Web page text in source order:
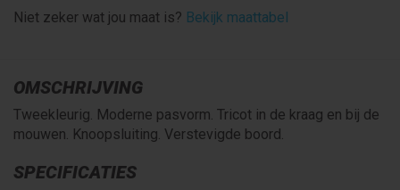
Niet zeker wat jou maat is? Bekijk maattabel
OMSCHRIJVING
Tweekleurig. Moderne pasvorm. Tricot in de kraag en bij de
mouwen. Knoopsluiting. Verstevigde boord.
SPECIFICATIES